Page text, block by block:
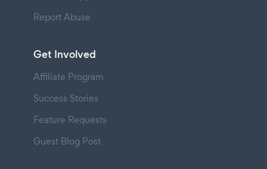
Report Abuse
Get Involved
Affiliate Program
Success Stories
Feature Requests
Guest Blog Post